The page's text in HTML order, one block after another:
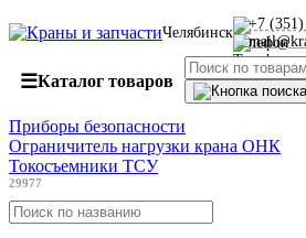
Челябинск
+7
☰Каталог товаров
Приборы безопасности
Ограничитель нагрузки крана ОНК
Токосъемники ТСУ
29977